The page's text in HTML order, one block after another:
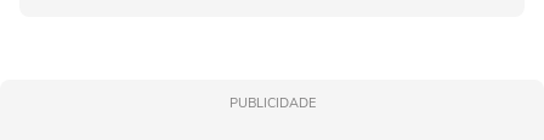
PUBLICIDADE